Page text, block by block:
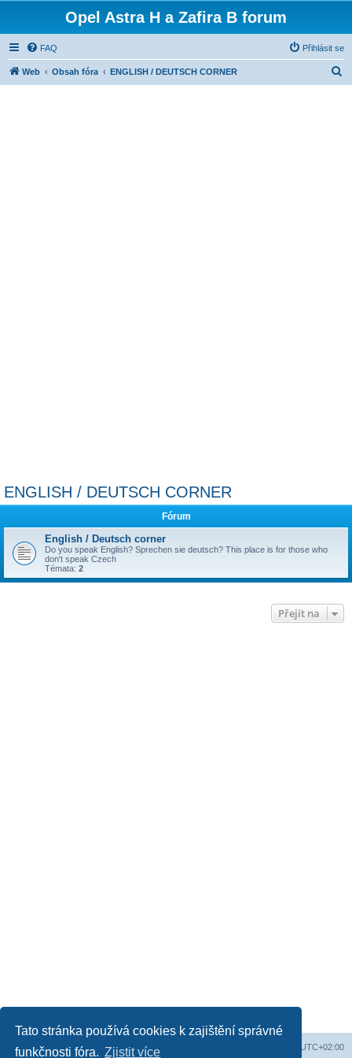
Tato stránka používá cookies k zajištění správné
funkčnosti fóra. Zjistit více
Opel Astra H a Zafira B forum
FAQ Přihlásit se
Web Obsah fóra ENGLISH / DEUTSCH CORNER
ENGLISH / DEUTSCH CORNER
Fórum
English / Deutsch corner
Do you speak English? Sprechen sie deutsch? This place is for those who
don't speak Czech
Témata: 2
Přejít na
Web Obsah fóra UTC+02:00